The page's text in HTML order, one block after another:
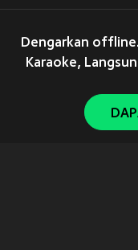
Dengarkan
Karaoke,